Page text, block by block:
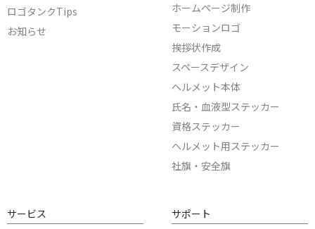
ロゴタンクTips
お知らせ
ホームページ制作
モーションロゴ
挨拶状作成
スペースデザイン
ヘルメット本体
氏名・血液型ステッカー
資格ステッカー
ヘルメット用ステッカー
社旗・安全旗
サービス
サポート